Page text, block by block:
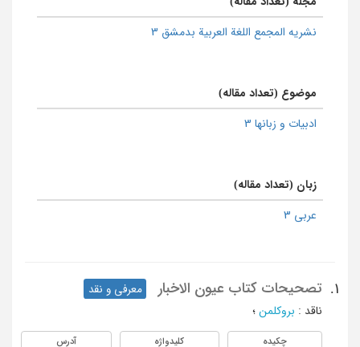
نشریه المجمع اللغة العربیة بدمشق 3
موضوع (تعداد مقاله)
ادبیات و زبانها 3
زبان (تعداد مقاله)
عربی 3
1. تصحیحات کتاب عیون الاخبار
معرفی و نقد
ناقد : بروکلمن ؛
چکیده کلیدواژه آدرس